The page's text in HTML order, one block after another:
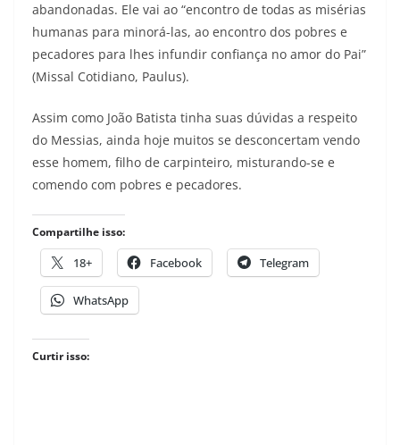
abandonadas. Ele vai ao “encontro de todas as misérias
humanas para minorá-las, ao encontro dos pobres e
pecadores para lhes infundir confiança no amor do Pai”
(Missal Cotidiano, Paulus).
Assim como João Batista tinha suas dúvidas a respeito
do Messias, ainda hoje muitos se desconcertam vendo
esse homem, filho de carpinteiro, misturando-se e
comendo com pobres e pecadores.
Compartilhe isso:
18+ Facebook Telegram
WhatsApp
Curtir isso: